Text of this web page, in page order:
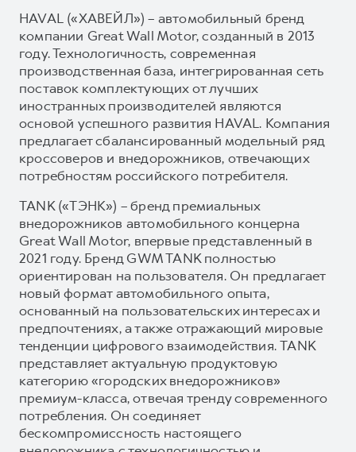
HAVAL («ХАВЕЙЛ») – автомобильный бренд
компании Great Wall Motor, созданный в 2013
году. Технологичность, современная
производственная база, интегрированная сеть
поставок комплектующих от лучших
иностранных производителей являются
основой успешного развития HAVAL. Компания
предлагает сбалансированный модельный ряд
кроссоверов и внедорожников, отвечающих
потребностям российского потребителя.
TANK («ТЭНК») – бренд премиальных
внедорожников автомобильного концерна
Great Wall Motor, впервые представленный в
2021 году. Бренд GWM TANK полностью
ориентирован на пользователя. Он предлагает
новый формат автомобильного опыта,
основанный на пользовательских интересах и
предпочтениях, а также отражающий мировые
тенденции цифрового взаимодействия. TANK
представляет актуальную продуктовую
категорию «городских внедорожников»
премиум-класса, отвечая тренду современного
потребления. Он соединяет
бескомпромиссность настоящего